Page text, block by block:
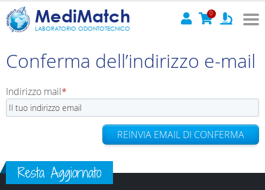
MediMatch
LABORATORIO ODONTOTECNICO
0
Conferma dell’indirizzo e-mail
Indirizzo mail
REINVIA EMAIL DI CONFERMA
Resta Aggiornato